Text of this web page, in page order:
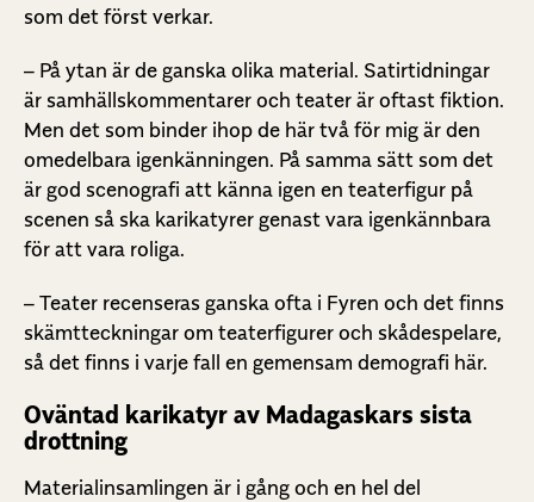
som det först verkar.
– På ytan är de ganska olika material. Satirtidningar
är samhällskommentarer och teater är oftast fiktion.
Men det som binder ihop de här två för mig är den
omedelbara igenkänningen. På samma sätt som det
är god scenografi att känna igen en teaterfigur på
scenen så ska karikatyrer genast vara igenkännbara
för att vara roliga.
– Teater recenseras ganska ofta i Fyren och det finns
skämtteckningar om teaterfigurer och skådespelare,
så det finns i varje fall en gemensam demografi här.
Oväntad karikatyr av Madagaskars sista
drottning
Materialinsamlingen är i gång och en hel del